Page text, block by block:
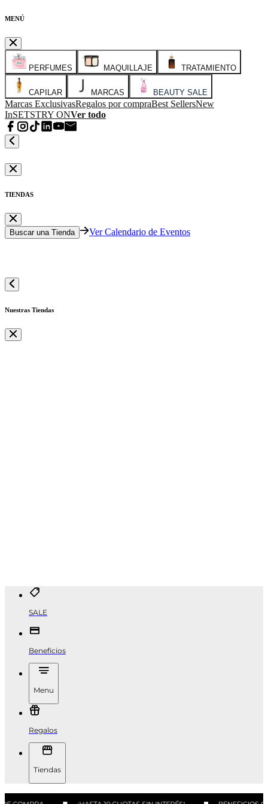
MENÚ
PERFUMES MAQUILLAJE TRATAMIENTO
CAPILAR MARCAS BEAUTY SALE
Marcas ExclusivasRegalos por compraBest SellersNew
InSETSTRY ONVer todo
TIENDAS
Buscar una Tienda Ver Calendario de Eventos
Nuestras Tiendas
SALE
Beneficios
Menu
Regalos
Tiendas